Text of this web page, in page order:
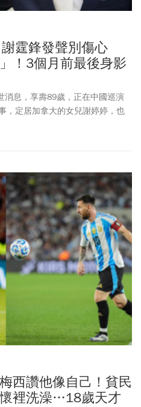
霆鋒發聲別傷心
！3個月前最後身影
息，享壽89歲，正在中國巡演
，定居加拿大的女兒謝婷婷，也
書發布消息，並用謝賢的話要大
西讚他像自己！貧民
裡洗澡…18歲天才